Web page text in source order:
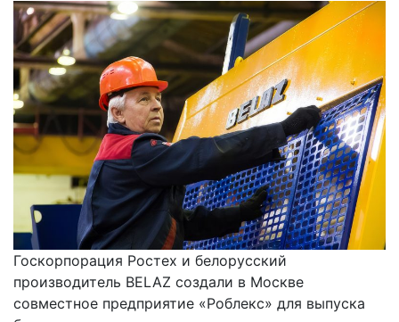
Госкорпорация Ростех и белорусский
производитель BELAZ создали в Москве
совместное предприятие «Роблекс» для выпуска